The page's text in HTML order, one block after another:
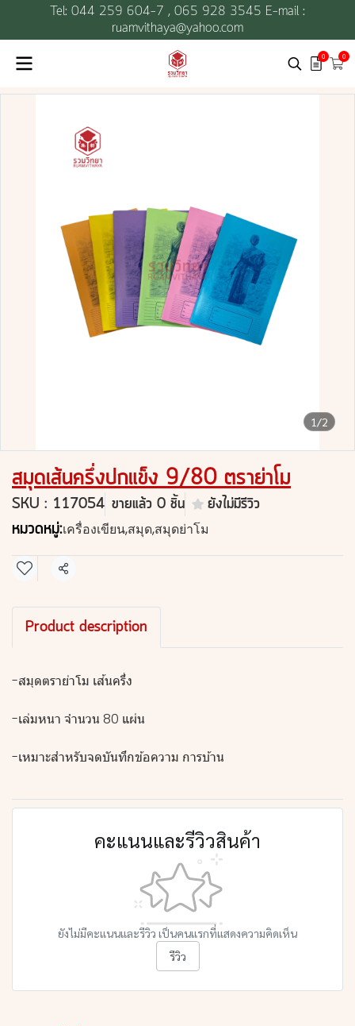
Tel: 044 259 604-7 , 065 928 3545 E-mail :
ruamvithaya@yahoo.com
0 0
1/2
สมุดเส้นครึ่งปกแข็ง 9/80 ตราย่าโม
SKU : 117054 ขายแล้ว 0 ชิ้น ยังไม่มีรีวิว
หมวดหมู่:เครื่องเขียน,สมุด,สมุดย่าโม
แชร์
Product description
-สมุดตราย่าโม เส้นครึ่ง
-เล่มหนา จำนวน 80 แผ่น
-เหมาะสำหรับจดบันทึกข้อความ การบ้าน
คะแนนและรีวิวสินค้า
ยังไม่มีคะแนนและรีวิว เป็นคนแรกที่แสดงความคิดเห็น
รีวิว